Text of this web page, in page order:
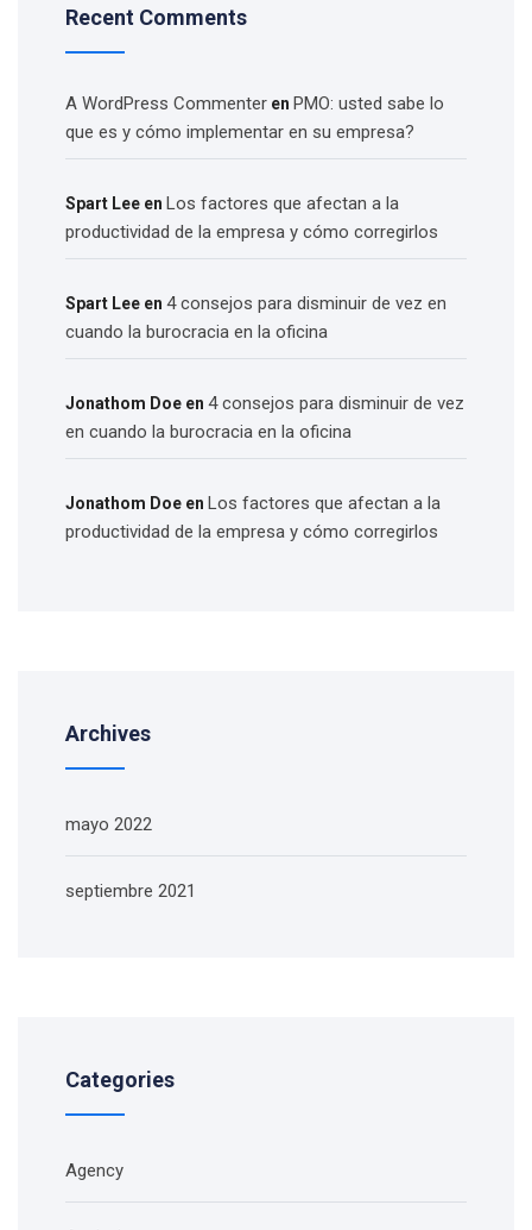
Recent Comments
A WordPress Commenter en PMO: usted sabe lo
que es y cómo implementar en su empresa?
Spart Lee en Los factores que afectan a la
productividad de la empresa y cómo corregirlos
Spart Lee en 4 consejos para disminuir de vez en
cuando la burocracia en la oficina
Jonathom Doe en 4 consejos para disminuir de vez
en cuando la burocracia en la oficina
Jonathom Doe en Los factores que afectan a la
productividad de la empresa y cómo corregirlos
Archives
mayo 2022
septiembre 2021
Categories
Agency